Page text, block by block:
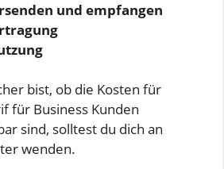
und empfangen
bist, ob die Kosten für
für Business Kunden
sind, solltest du dich an
wenden.